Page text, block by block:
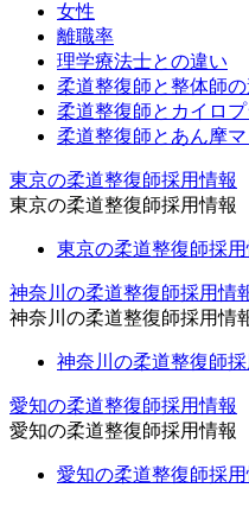
女性
離職率
理学療法士との違い
柔道整復師と整体師
柔道整復師とカイロ
柔道整復師とあん摩
東京の柔道整復師採用情報
東京の柔道整復師採用情報
東京の柔道整復師採用
神奈川の柔道整復師採用情
神奈川の柔道整復師採用情
神奈川の柔道整復師
愛知の柔道整復師採用情報
愛知の柔道整復師採用情報
愛知の柔道整復師採用